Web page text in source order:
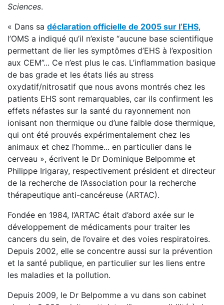
Sciences.
« Dans sa déclaration officielle de 2005 sur l’EHS,
l’OMS a indiqué qu’il n’existe “aucune base scientifique
permettant de lier les symptômes d’EHS à l’exposition
aux CEM”... Ce n’est plus le cas. L’inflammation basique
de bas grade et les états liés au stress
oxydatif/nitrosatif que nous avons montrés chez les
patients EHS sont remarquables, car ils confirment les
effets néfastes sur la santé du rayonnement non
ionisant non thermique ou d’une faible dose thermique,
qui ont été prouvés expérimentalement chez les
animaux et chez l’homme... en particulier dans le
cerveau », écrivent le Dr Dominique Belpomme et
Philippe Irigaray, respectivement président et directeur
de la recherche de l’Association pour la recherche
thérapeutique anti-cancéreuse (ARTAC).
Fondée en 1984, l’ARTAC était d’abord axée sur le
développement de médicaments pour traiter les
cancers du sein, de l’ovaire et des voies respiratoires.
Depuis 2002, elle se concentre aussi sur la prévention
et la santé publique, en particulier sur les liens entre
les maladies et la pollution.
Depuis 2009, le Dr Belpomme a vu dans son cabinet